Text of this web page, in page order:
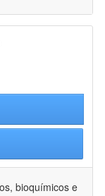
bioquímicos e